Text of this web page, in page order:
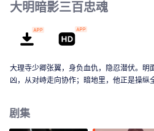
大明暗影三百忠魂
大理寺少卿张翼，身负血仇，隐忍潜伏。明
凶，从对峙走向协作；暗地里，他正是操纵
剧集